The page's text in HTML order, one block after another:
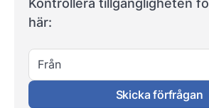
Kontrollera tillgängligheten
här:
Från
Skicka förfrågan